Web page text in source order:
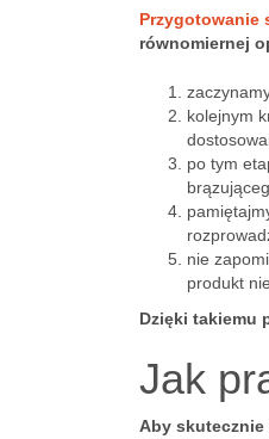
Przygotowanie
równomiernej
kolejnym
po tym
nie
produkt
Dzięki takiemu
Jak
Aby skutecznie